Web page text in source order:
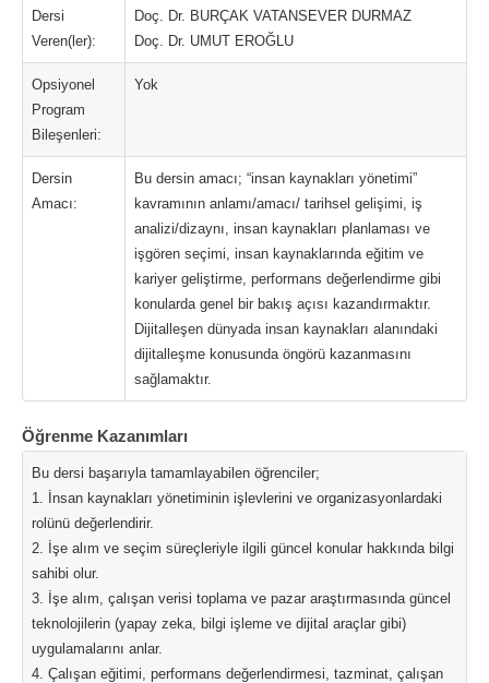
Dersi
Veren(ler):
Doç. Dr. BURÇAK VATANSEVER DURMAZ
Doç. Dr. UMUT EROĞLU
Opsiyonel
Program
Bileşenleri:
Yok
Dersin
Amacı:
Bu dersin amacı; “insan kaynakları yönetimi”
kavramının anlamı/amacı/ tarihsel gelişimi, iş
analizi/dizaynı, insan kaynakları planlaması ve
işgören seçimi, insan kaynaklarında eğitim ve
kariyer geliştirme, performans değerlendirme gibi
konularda genel bir bakış açısı kazandırmaktır.
Dijitalleşen dünyada insan kaynakları alanındaki
dijitalleşme konusunda öngörü kazanmasını
sağlamaktır.
Öğrenme Kazanımları
Bu dersi başarıyla tamamlayabilen öğrenciler;
1. İnsan kaynakları yönetiminin işlevlerini ve organizasyonlardaki
rolünü değerlendirir.
2. İşe alım ve seçim süreçleriyle ilgili güncel konular hakkında bilgi
sahibi olur.
3. İşe alım, çalışan verisi toplama ve pazar araştırmasında güncel
teknolojilerin (yapay zeka, bilgi işleme ve dijital araçlar gibi)
uygulamalarını anlar.
4. Çalışan eğitimi, performans değerlendirmesi, tazminat, çalışan